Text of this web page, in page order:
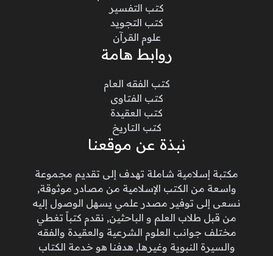
كتب التفسير
كتب التجويد
علوم القرآن
روابط هامة
كتب الفقه العام
كتب الفتاوى
كتب العقيدة
كتب التاريخ
نبذة عن موقعنا
مكتبة إسلامية شاملة تهدف إلى تقديم مجموعة
واسعة من الكتب الإسلامية من مصادر موثوقة,
نسعى إلى توفير مصدر علمي يسهل الوصول إليه
من قبل طلاب العلم و الباحثين, نقدم كتباً تغطي
مختلف جوانب العلوم الشرعية والعقيدة والفقه
والسيرة النبوية وغيرها, هدفنا هو خدمة الكتاب